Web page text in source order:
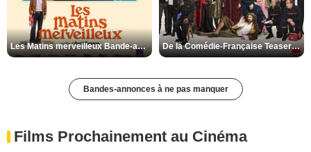
Les Matins merveilleux Bande-annonce VF De la Comédie-Française Teaser VF
Bandes-annonces à ne pas manquer
Films Prochainement au Cinéma